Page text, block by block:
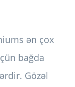
ən çox
bağda
Gözəl